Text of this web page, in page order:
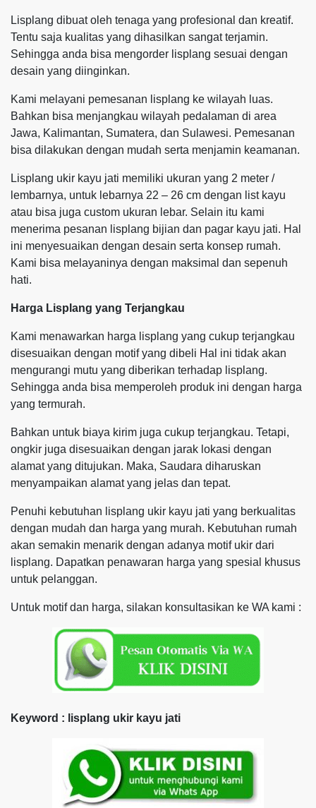
Lisplang dibuat oleh tenaga yang profesional dan kreatif.
Tentu saja kualitas yang dihasilkan sangat terjamin.
Sehingga anda bisa mengorder lisplang sesuai dengan
desain yang diinginkan.
Kami melayani pemesanan lisplang ke wilayah luas.
Bahkan bisa menjangkau wilayah pedalaman di area
Jawa, Kalimantan, Sumatera, dan Sulawesi. Pemesanan
bisa dilakukan dengan mudah serta menjamin keamanan.
Lisplang ukir kayu jati memiliki ukuran yang 2 meter /
lembarnya, untuk lebarnya 22 – 26 cm dengan list kayu
atau bisa juga custom ukuran lebar. Selain itu kami
menerima pesanan lisplang bijian dan pagar kayu jati. Hal
ini menyesuaikan dengan desain serta konsep rumah.
Kami bisa melayaninya dengan maksimal dan sepenuh
hati.
Harga Lisplang yang Terjangkau
Kami menawarkan harga lisplang yang cukup terjangkau
disesuaikan dengan motif yang dibeli Hal ini tidak akan
mengurangi mutu yang diberikan terhadap lisplang.
Sehingga anda bisa memperoleh produk ini dengan harga
yang termurah.
Bahkan untuk biaya kirim juga cukup terjangkau. Tetapi,
ongkir juga disesuaikan dengan jarak lokasi dengan
alamat yang ditujukan. Maka, Saudara diharuskan
menyampaikan alamat yang jelas dan tepat.
Penuhi kebutuhan lisplang ukir kayu jati yang berkualitas
dengan mudah dan harga yang murah. Kebutuhan rumah
akan semakin menarik dengan adanya motif ukir dari
lisplang. Dapatkan penawaran harga yang spesial khusus
untuk pelanggan.
Untuk motif dan harga, silakan konsultasikan ke WA kami :
Keyword : lisplang ukir kayu jati